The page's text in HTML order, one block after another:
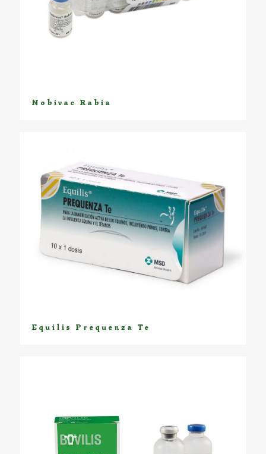
Nobivac Rabia
Equilis Prequenza Te